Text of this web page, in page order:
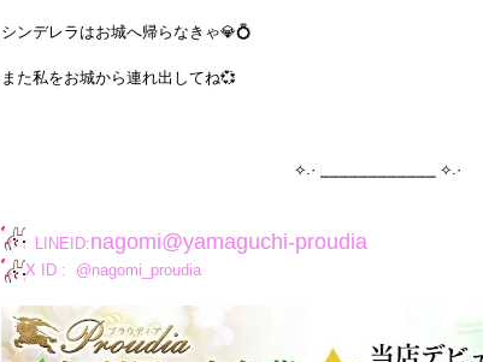
シンデレラはお城へ帰らなきゃ💎💍
また私をお城から連れ出してね💞
⟡.· ⎯⎯⎯⎯⎯⎯⎯⎯⎯⎯⎯⎯ ⟡.·
LINEID:nagomi@yamaguchi-proudia
X ID : @nagomi_proudia